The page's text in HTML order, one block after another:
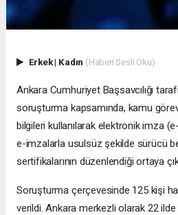
Erkek| Kadın (Haberi Sesli Oku)
Ankara Cumhuriyet Başsavcılığı
soruşturma kapsamında, kamu
bilgileri kullanılarak elektronik imza
e-imzalarla usulsüz şekilde sürücü
sertifikalarının düzenlendiği ortaya
Soruşturma çerçevesinde 125 kişi
verildi. Ankara merkezli olarak 22